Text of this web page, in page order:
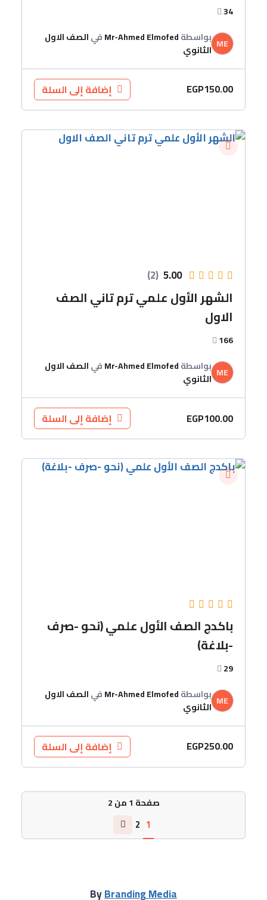
34
ME بواسطةMr-Ahmed Elmofedفيالصف الاول
الثانوي
EGP150.00 إضافة إلى السلة
5.00
(2)
الشهر الأول علمي ترم تاني الصف
الاول
166
ME بواسطةMr-Ahmed Elmofedفيالصف الاول
الثانوي
EGP100.00 إضافة إلى السلة
باكدج الصف الأول علمي (نحو -صرف
-بلاغة)
29
ME بواسطةMr-Ahmed Elmofedفيالصف الاول
الثانوي
EGP250.00 إضافة إلى السلة
صفحة 1من2
1
2
ByBranding Media